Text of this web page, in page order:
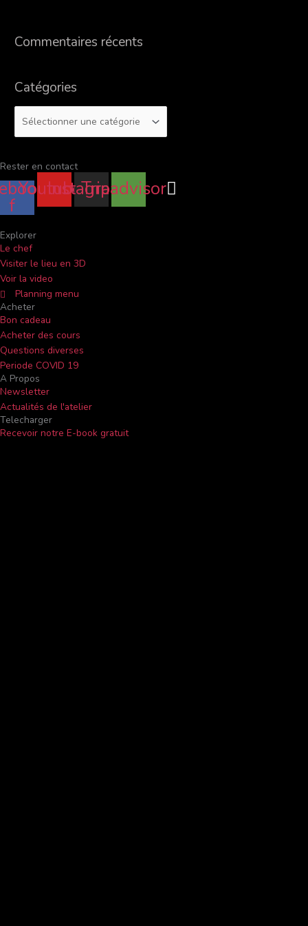
e
Commentaires récents
Catégories
Rester en contact
f
Youtube
Instagram
Tripadvisor
Explorer
Le chef
Visiter le lieu en 3D
Voir la video
Planning menu
Acheter
Bon cadeau
Acheter des cours
Questions diverses
Periode COVID 19
A Propos
Newsletter
Actualités de l'atelier
Telecharger
Recevoir notre E-book gratuit